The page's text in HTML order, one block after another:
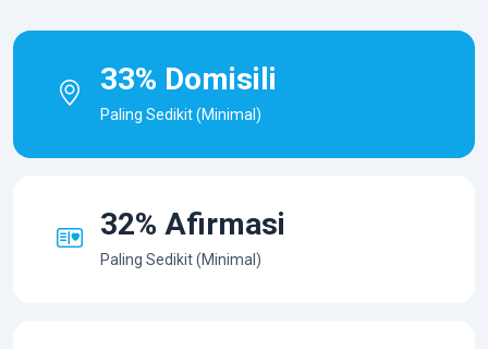
33% Domisili
Paling Sedikit (Minimal)
32% Afirmasi
Paling Sedikit (Minimal)